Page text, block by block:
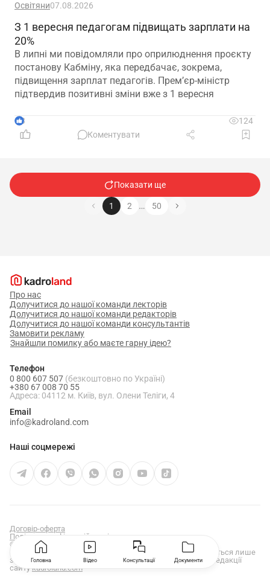
Освітяни07.08.2026
З 1 вересня педагогам підвищать зарплати на
20%
В липні ми повідомляли про оприлюднення проєкту
постанову Кабміну, яка передбачає, зокрема,
підвищення зарплат педагогів. Прем’єр-міністр
підтвердив позитивні зміни вже з 1 вересня
3
124
Коментувати
Показати ще
1 2 … 50
Про нас
Долучитися до нашої команди лекторів
Долучитися до нашої команди редакторів
Долучитися до нашої команди консультантів
Замовити рекламу
Знайшли помилку або маєте гарну ідею?
Телефон
0 800 607 507 (безкоштовно по Україні)
+380 67 008 70 55
Адреса: 04112 м. Київ, вул. Олени Теліги, 4
Email
info@kadroland.com
Наші соцмережі
Договір-оферта
Політика конфіденційності
© ТОВ «КАДРОЛЕНД», 2026 Всі права захищені
Використання та розповсюдження матеріалів дозволяється лише
за умови отримання попередньої письмової згоди від редакції
сайту kadroland.com
Головна Відео Консультації Документи